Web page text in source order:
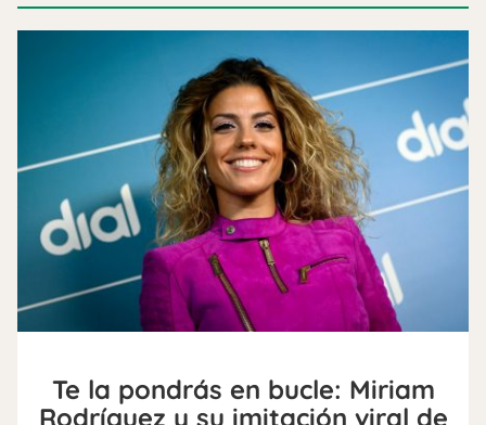
Te la pondrás en bucle: Miriam
Rodríguez y su imitación viral de